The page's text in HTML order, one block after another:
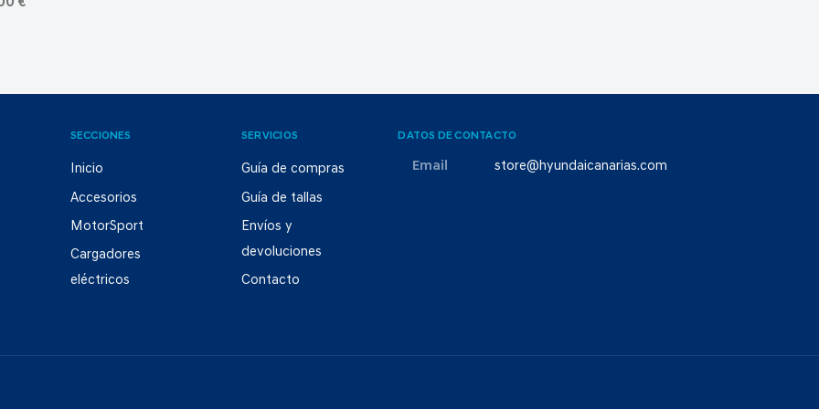
€
SECCIONES
Inicio
Accesorios
MotorSport
Cargadores
eléctricos
SERVICIOS
Guía de compras
Guía de tallas
Envíos y
devoluciones
Contacto
DATOS DE CONTACTO
Email store@hyundaicanarias.com